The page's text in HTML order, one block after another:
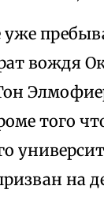
уже
вождя
Элмофиер
того
на